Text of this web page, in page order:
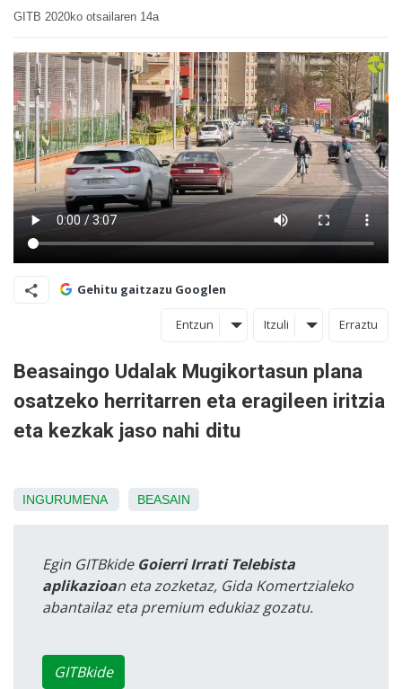
GITB 2020ko otsailaren 14a
Gehitu gaitzazu Googlen
Entzun Itzuli Erraztu
Beasaingo Udalak Mugikortasun plana
osatzeko herritarren eta eragileen iritzia
eta kezkak jaso nahi ditu
INGURUMENA BEASAIN
Egin GITBkide Goierri Irrati Telebista
aplikazioan eta zozketaz, Gida Komertzialeko
abantailaz eta premium edukiaz gozatu.
GITBkide